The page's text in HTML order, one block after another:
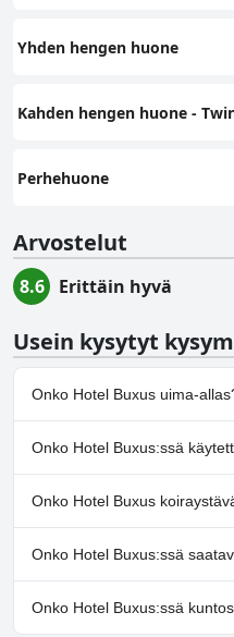
Yhden hengen huone
Kahden hengen huone -
Perhehuone
Arvostelut
8.6 Erittäin hyvä
Usein kysytyt
Onko Hotel Buxus uima-
Ei, Hotel Buxus ei ole uima-
Onko Hotel Buxus:ssä
Kyllä, Hotel Buxus tarjoaa
Onko Hotel Buxus
Ei, Hotel Buxus ei salli koiria.
Onko Hotel Buxus:ssä
Kyllä, Hotel Buxus tarjoaa
Onko Hotel Buxus:ssä